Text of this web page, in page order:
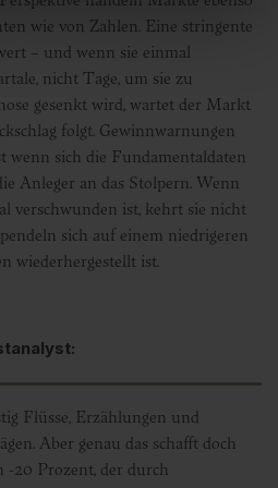
wie von Zahlen. Eine stringente
– und wenn sie einmal
nicht Tage, um sie zu
gesenkt wird, wartet der Markt
folgt. Gewinnwarnungen
wenn sich die Fundamentaldaten
Anleger an das Stolpern. Wenn
verschwunden ist, kehrt sie nicht
sich auf einem niedrigeren
wiederhergestellt ist.
Flüsse, Erzählungen und
Aber genau das schafft doch
-20 Prozent, der durch